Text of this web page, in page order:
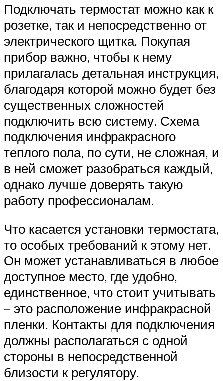
Подключать термостат можно как к
розетке, так и непосредственно от
электрического щитка. Покупая
прибор важно, чтобы к нему
прилагалась детальная инструкция,
благодаря которой можно будет без
существенных сложностей
подключить всю систему. Схема
подключения инфракрасного
теплого пола, по сути, не сложная, и
в ней сможет разобраться каждый,
однако лучше доверять такую
работу профессионалам.
Что касается установки термостата,
то особых требований к этому нет.
Он может устанавливаться в любое
доступное место, где удобно,
единственное, что стоит учитывать
– это расположение инфракрасной
пленки. Контакты для подключения
должны располагаться с одной
стороны в непосредственной
близости к регулятору.